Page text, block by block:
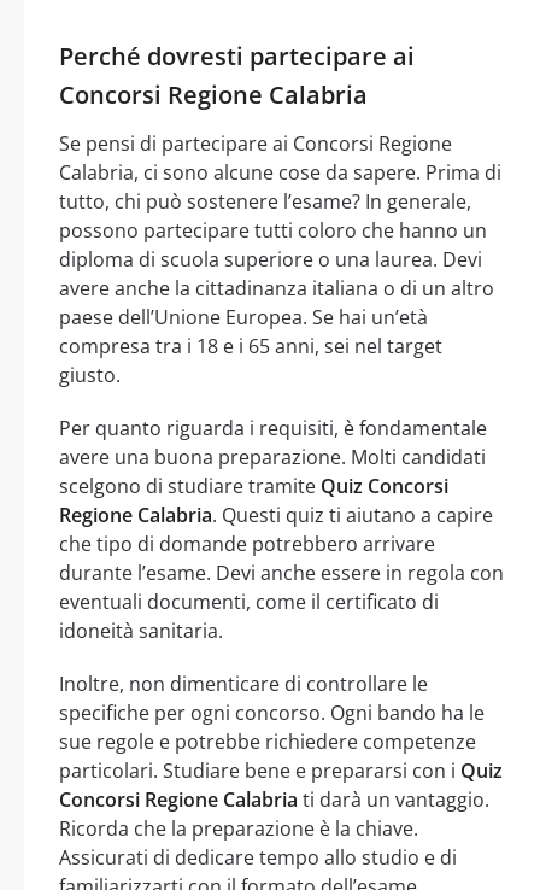
Perché dovresti partecipare ai
Concorsi Regione Calabria
Se pensi di partecipare ai Concorsi Regione
Calabria, ci sono alcune cose da sapere. Prima di
tutto, chi può sostenere l’esame? In generale,
possono partecipare tutti coloro che hanno un
diploma di scuola superiore o una laurea. Devi
avere anche la cittadinanza italiana o di un altro
paese dell’Unione Europea. Se hai un’età
compresa tra i 18 e i 65 anni, sei nel target
giusto.
Per quanto riguarda i requisiti, è fondamentale
avere una buona preparazione. Molti candidati
scelgono di studiare tramite Quiz Concorsi
Regione Calabria. Questi quiz ti aiutano a capire
che tipo di domande potrebbero arrivare
durante l’esame. Devi anche essere in regola con
eventuali documenti, come il certificato di
idoneità sanitaria.
Inoltre, non dimenticare di controllare le
specifiche per ogni concorso. Ogni bando ha le
sue regole e potrebbe richiedere competenze
particolari. Studiare bene e prepararsi con i Quiz
Concorsi Regione Calabria ti darà un vantaggio.
Ricorda che la preparazione è la chiave.
Assicurati di dedicare tempo allo studio e di